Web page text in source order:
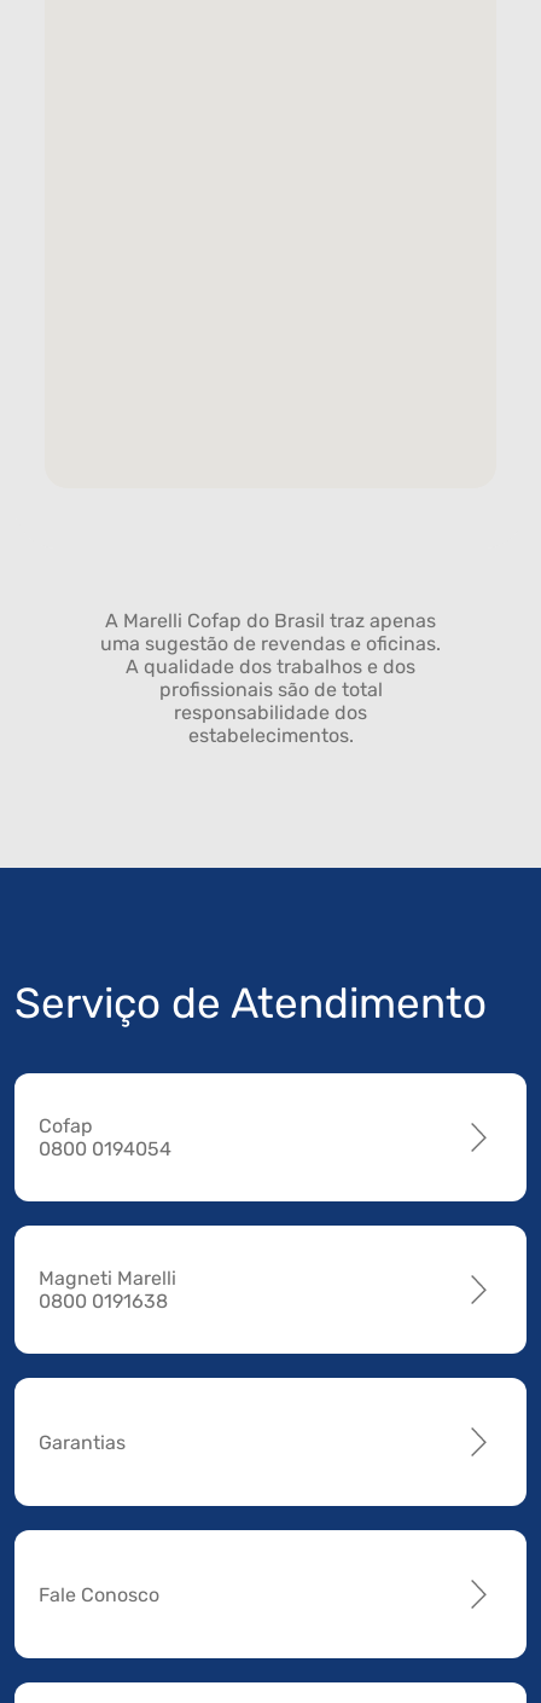
A Marelli Cofap do Brasil traz apenas
uma sugestão de revendas e oficinas.
A qualidade dos trabalhos e dos
profissionais são de total
responsabilidade dos
estabelecimentos.
Serviço de Atendimento
Cofap
0800 0194054
Magneti Marelli
0800 0191638
Garantias
Fale Conosco